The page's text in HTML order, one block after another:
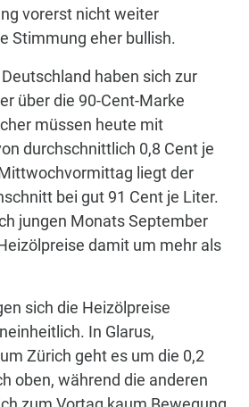
vorerst nicht weiter
Stimmung eher bullish.
haben sich zur
über die 90-Cent-Marke
müssen heute mit
durchschnittlich 0,8 Cent je
liegt der
bei gut 91 Cent je Liter.
jungen Monats September
damit um mehr als
sich die Heizölpreise
In Glarus,
Zürich geht es um die 0,2
oben, während die anderen